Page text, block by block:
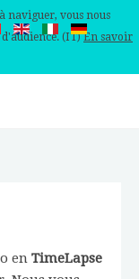
naviguer, vous nous
d'audience. (IT)En savoir
en TimeLapse